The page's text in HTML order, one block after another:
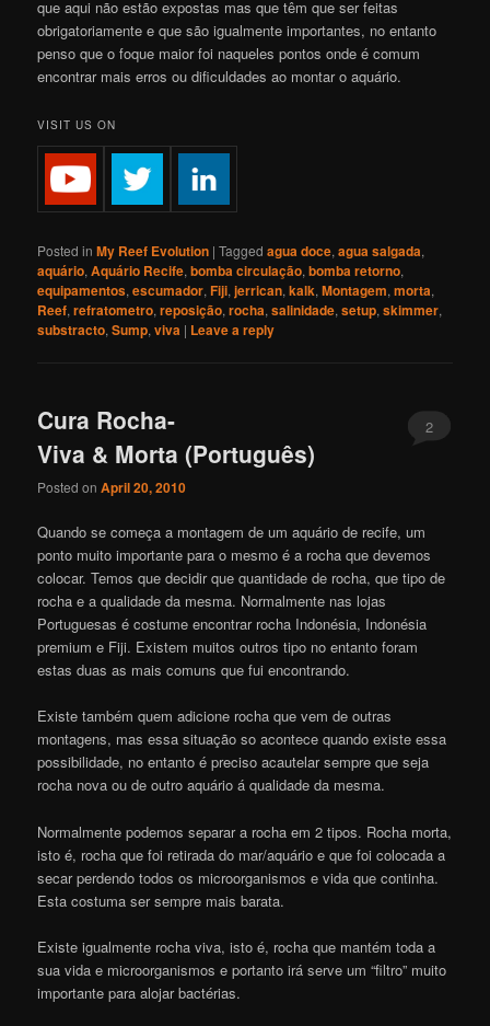
que aqui não estão expostas mas que têm que ser feitas
obrigatoriamente e que são igualmente importantes, no entanto
penso que o foque maior foi naqueles pontos onde é comum
encontrar mais erros ou dificuldades ao montar o aquário.
VISIT US ON
Posted in My Reef Evolution |Tagged agua doce,agua salgada,
aquário,Aquário Recife,bomba circulação,bomba retorno,
equipamentos,escumador,Fiji,jerrican,kalk,Montagem,morta,
Reef,refratometro,reposição,rocha,salinidade,setup,skimmer,
substracto,Sump,viva | Leave a reply
Cura Rocha-
Viva & Morta (Português)
Posted onApril 20, 2010
2
Quando se começa a montagem de um aquário de recife, um
ponto muito importante para o mesmo é a rocha que devemos
colocar. Temos que decidir que quantidade de rocha, que tipo de
rocha e a qualidade da mesma. Normalmente nas lojas
Portuguesas é costume encontrar rocha Indonésia, Indonésia
premium e Fiji. Existem muitos outros tipo no entanto foram
estas duas as mais comuns que fui encontrando.
Existe também quem adicione rocha que vem de outras
montagens, mas essa situação so acontece quando existe essa
possibilidade, no entanto é preciso acautelar sempre que seja
rocha nova ou de outro aquário á qualidade da mesma.
Normalmente podemos separar a rocha em 2 tipos. Rocha morta,
isto é, rocha que foi retirada do mar/aquário e que foi colocada a
secar perdendo todos os microorganismos e vida que continha.
Esta costuma ser sempre mais barata.
Existe igualmente rocha viva, isto é, rocha que mantém toda a
sua vida e microorganismos e portanto irá serve um “filtro” muito
importante para alojar bactérias.